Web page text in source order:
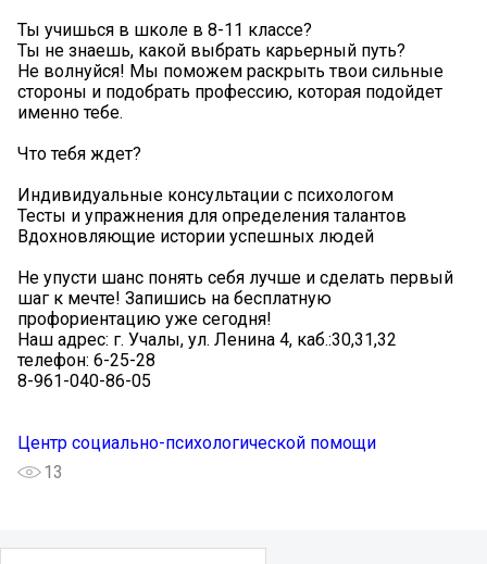
Ты учишься в школе в 8-11 классе?
Ты не знаешь, какой выбрать карьерный путь?
Не волнуйся! Мы поможем раскрыть твои сильные
стороны и подобрать профессию, которая подойдет
именно тебе.
Что тебя ждет?
Индивидуальные консультации с психологом
Тесты и упражнения для определения талантов
Вдохновляющие истории успешных людей
Не упусти шанс понять себя лучше и сделать первый
шаг к мечте! Запишись на бесплатную
профориентацию уже сегодня!
Наш адрес: г. Учалы, ул. Ленина 4, каб.:30,31,32
телефон: 6-25-28
8-961-040-86-05
Центр социально-психологической помощи
13